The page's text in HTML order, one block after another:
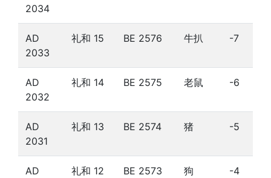
2034
AD
2033
礼和 15 BE 2576 牛扒 -7
AD
2032
礼和 14 BE 2575 老鼠 -6
AD
2031
礼和 13 BE 2574 猪 -5
AD
礼和 12 BE 2573 狗 -4